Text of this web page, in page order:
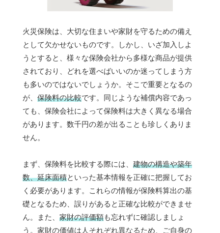
火災保険は、大切な住まいや家財を守るための備え
として欠かせないものです。しかし、いざ加入しよ
うとすると、様々な保険会社から多様な商品が提供
されており、どれを選べばいいのか迷ってしまう方
も多いのではないでしょうか。そこで重要となるの
が、 保険料の比較です。同じような補償内容であっ
ても、保険会社によって保険料は大きく異なる場合
があります。数千円の差が出ることも珍しくありま
せん。
まず、保険料を比較する際には、 建物の構造や築年
数、延床面積といった基本情報を正確に把握してお
く必要があります。これらの情報が保険料算出の基
礎となるため、誤りがあると正確な比較ができませ
ん。また、 家財の評価額も忘れずに確認しましょ
う。家財の価値は人それぞれ異なるため、ご自身の